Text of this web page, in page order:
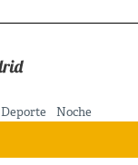
Deporte Noche